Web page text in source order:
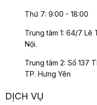
Thứ 7: 9:00 - 18:00
Trung tâm 1: 64/7 Lê
Nội.
Trung tâm 2: Số 137
TP. Hưng Yên
DỊCH VỤ